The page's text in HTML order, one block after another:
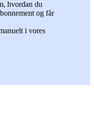
hvordan du
og får
i vores